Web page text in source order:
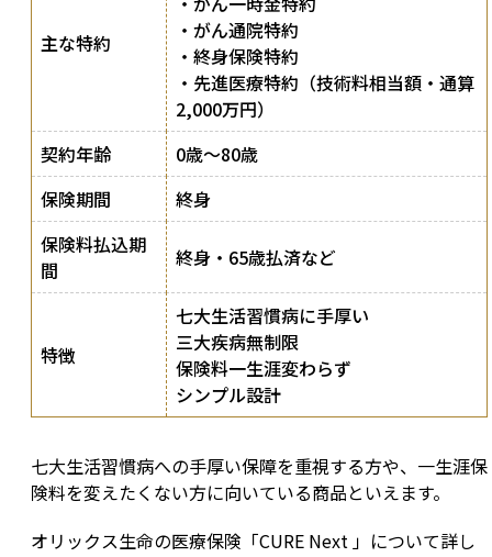
主な特約
・がん通院特約
・終身保険特約
・先進医療特約（技術料相当額・通算
2,000万円）
契約年齢
0歳～80歳
保険期間
終身
保険料払込期
間
終身・65歳払済など
特徴
七大生活習慣病に手厚い
三大疾病無制限
保険料一生涯変わらず
シンプル設計
七大生活習慣病への手厚い保障を重視する方や、一生涯保
険料を変えたくない方に向いている商品といえます。
オリックス生命の医療保険「CURE Next 」について詳し